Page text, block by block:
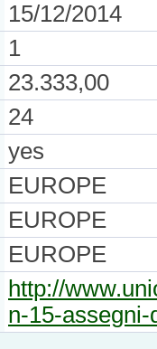
15/12/2014
1
23.333,00
24
yes
EUROPE
EUROPE
EUROPE
http://
n-15-